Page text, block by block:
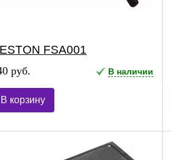
FSA001
руб. В наличии
В корзину